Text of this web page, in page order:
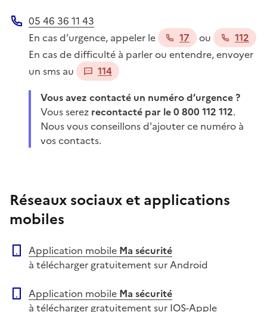
Téléphone
05 46 36 11 43
En cas d’urgence, appeler le
17 ou
112
En cas de difficulté à parler ou entendre, envoyer
un sms au
114
Vous avez contacté un numéro d’urgence ?
Vous serez recontacté par le 0 800 112 112.
Nous vous conseillons d'ajouter ce numéro à
vos contacts.
Réseaux sociaux et applications
mobiles
Application mobile Ma sécurité
à télécharger gratuitement sur Android
Application mobile Ma sécurité
à télécharger gratuitement sur IOS-Apple